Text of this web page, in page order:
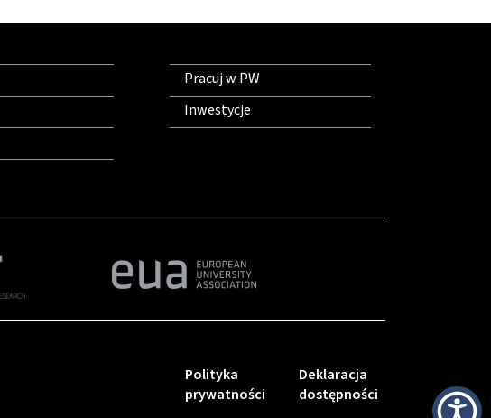
Pracuj w PW
Inwestycje
Deklaracja
dostępności
Polityka
prywatności